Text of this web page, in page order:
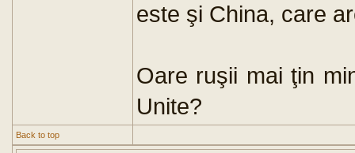
este şi China, care
Oare ruşii mai ţin
Unite?
Back to top